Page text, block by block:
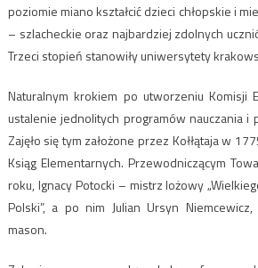
poziomie miano kształcić dzieci chłopskie i
– szlacheckie oraz najbardziej zdolnych
Trzeci stopień stanowiły uniwersytety
Naturalnym krokiem po utworzeniu Komisji
ustalenie jednolitych programów nauczania i
Zajęło się tym założone przez Kołłątaja w
Ksiąg Elementarnych. Przewodniczącym
roku, Ignacy Potocki – mistrz lożowy
Polski”, a po nim Julian Ursyn
mason.